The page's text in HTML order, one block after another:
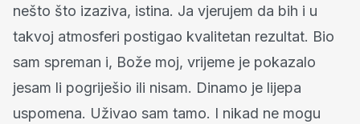
nešto što izaziva, istina. Ja vjerujem da bih i u
takvoj atmosferi postigao kvalitetan rezultat. Bio
sam spreman i, Bože moj, vrijeme je pokazalo
jesam li pogriješio ili nisam. Dinamo je lijepa
uspomena. Uživao sam tamo. I nikad ne mogu